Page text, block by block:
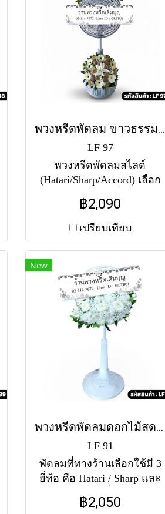
พวงหรีดพัดลม ขาวธรรมา (LF97)
LF 97
พวงหรีดพัดลมสไลด์
(Hatari/Sharp/Accord) เลือก
ขนาดได้ 16-18 นิ้ว ประดับ
ดอกไม้สด โทนสีขาว-น้ำตาล
สไตล์เอิร์ธโทน อบอุ่น สุภาพ
(ราคาเริ่มต้น 2,090 บาท)
฿2,090
เปรียบเทียบ
New
พวงหรีดพัดลมดอกไม้สด จันทร์กระจ่าง (LF91)
LF 91
พัดลมที่ทางร้านเลือกใช้มี 3
ยี่ห้อ คือ Hatari / Sharp และ
Accord จัดพุ่มครึ่งวงกลมล่าง
โทนสีขาวล้วน ประดับ
฿2,050